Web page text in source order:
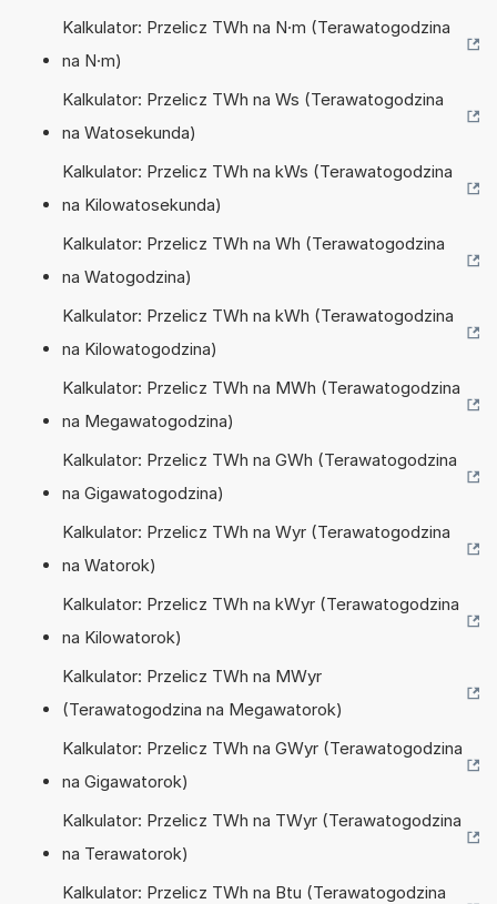
Kalkulator: Przelicz TWh na N·m (Terawatogodzina
na N·m)
Kalkulator: Przelicz TWh na Ws (Terawatogodzina
na Watosekunda)
Kalkulator: Przelicz TWh na kWs (Terawatogodzina
na Kilowatosekunda)
Kalkulator: Przelicz TWh na Wh (Terawatogodzina
na Watogodzina)
Kalkulator: Przelicz TWh na kWh (Terawatogodzina
na Kilowatogodzina)
Kalkulator: Przelicz TWh na MWh (Terawatogodzina
na Megawatogodzina)
Kalkulator: Przelicz TWh na GWh (Terawatogodzina
na Gigawatogodzina)
Kalkulator: Przelicz TWh na Wyr (Terawatogodzina
na Watorok)
Kalkulator: Przelicz TWh na kWyr (Terawatogodzina
na Kilowatorok)
Kalkulator: Przelicz TWh na MWyr
(Terawatogodzina na Megawatorok)
Kalkulator: Przelicz TWh na GWyr (Terawatogodzina
na Gigawatorok)
Kalkulator: Przelicz TWh na TWyr (Terawatogodzina
na Terawatorok)
Kalkulator: Przelicz TWh na Btu (Terawatogodzina